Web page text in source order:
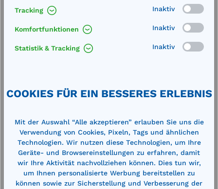
%
Tracking Inaktiv
Komfortfunktionen Inaktiv
Statistik & Tracking Inaktiv
COOKIES FÜR EIN BESSERES ERLEBNIS
Mit der Auswahl “Alle akzeptieren” erlauben Sie uns die
Verwendung von Cookies, Pixeln, Tags und ähnlichen
Technologien. Wir nutzen diese Technologien, um Ihre
Geräte- und Browsereinstellungen zu erfahren, damit
wir Ihre Aktivität nachvollziehen können. Dies tun wir,
um Ihnen personalisierte Werbung bereitstellen zu
können sowie zur Sicherstellung und Verbesserung der